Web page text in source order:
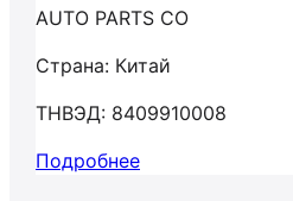
AUTO PARTS CO
Страна: Китай
ТНВЭД: 8409910008
Подробнее